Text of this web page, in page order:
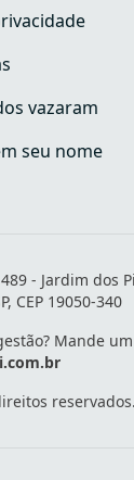
vazaram
seu nome
- Jardim dos
CEP 19050-340
Mande
reservados.